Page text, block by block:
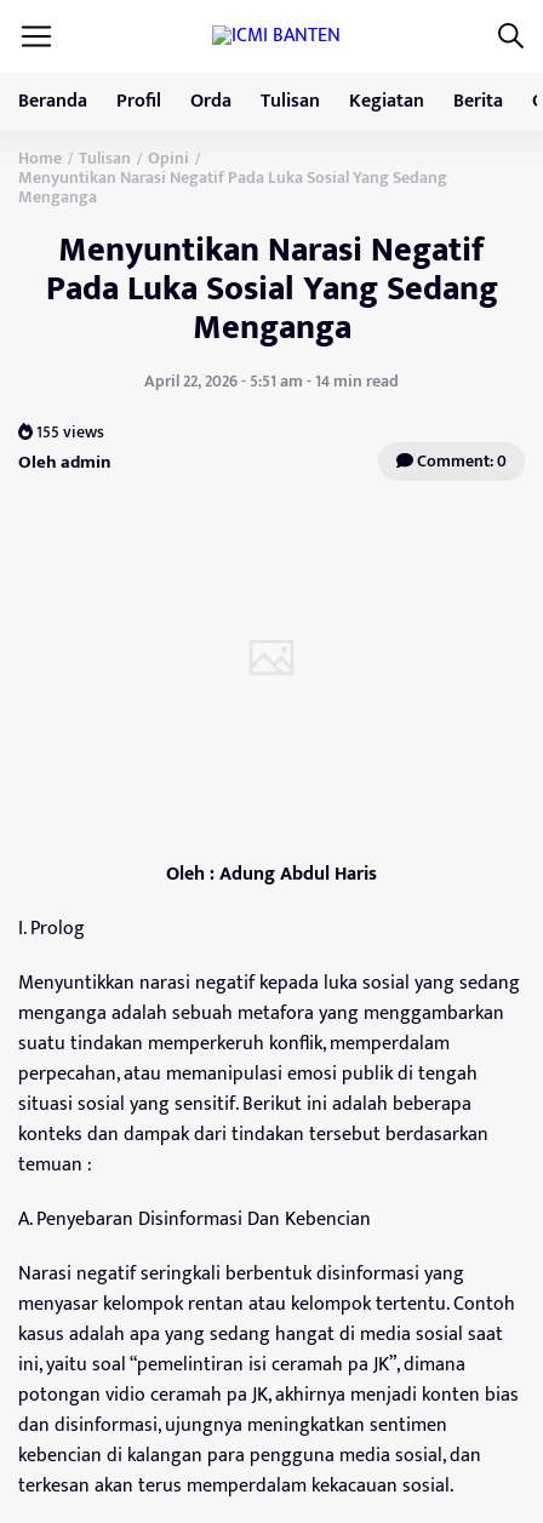
Beranda Profil Orda Tulisan Kegiatan Berita
Home / Tulisan / Opini /
Menyuntikan Narasi Negatif Pada Luka Sosial Yang Sedang
Menganga
Menyuntikan Narasi Negatif
Pada Luka Sosial Yang Sedang
Menganga
April 22, 2026 - 5:51 am - 14 min read
155 views
Oleh admin Comment: 0
Oleh : Adung Abdul Haris
I. Prolog
Menyuntikkan narasi negatif kepada luka sosial yang sedang
menganga adalah sebuah metafora yang menggambarkan
suatu tindakan memperkeruh konflik, memperdalam
perpecahan, atau memanipulasi emosi publik di tengah
situasi sosial yang sensitif. Berikut ini adalah beberapa
konteks dan dampak dari tindakan tersebut berdasarkan
temuan :
A. Penyebaran Disinformasi Dan Kebencian
Narasi negatif seringkali berbentuk disinformasi yang
menyasar kelompok rentan atau kelompok tertentu. Contoh
kasus adalah apa yang sedang hangat di media sosial saat
ini, yaitu soal “pemelintiran isi ceramah pa JK”, dimana
potongan vidio ceramah pa JK, akhirnya menjadi konten bias
dan disinformasi, ujungnya meningkatkan sentimen
kebencian di kalangan para pengguna media sosial, dan
terkesan akan terus memperdalam kekacauan sosial.